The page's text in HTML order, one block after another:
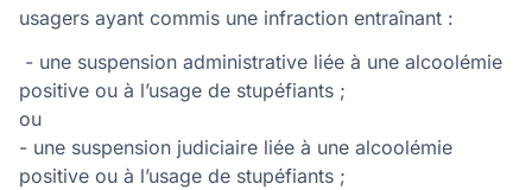
usagers ayant commis une infraction entraînant :
- une suspension administrative liée à une alcoolémie
positive ou à l’usage de stupéfiants ;
ou
- une suspension judiciaire liée à une alcoolémie
positive ou à l’usage de stupéfiants ;